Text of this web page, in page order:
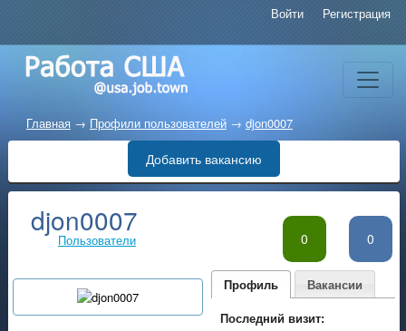
Войти Регистрация
Главная → Профили пользователей→ djon0007
Добавить вакансию
0 0
Пользователи
djon0007
Профиль
Вакансии
Последний визит: